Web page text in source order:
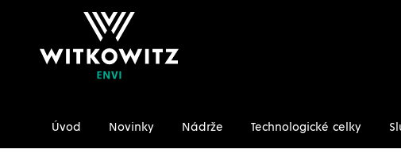
Úvod Novinky Nádrže Technologické celky
Úvodní stránka Ke stažení/Certifikáty